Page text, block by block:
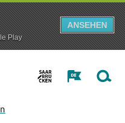
Play
ANSEHEN